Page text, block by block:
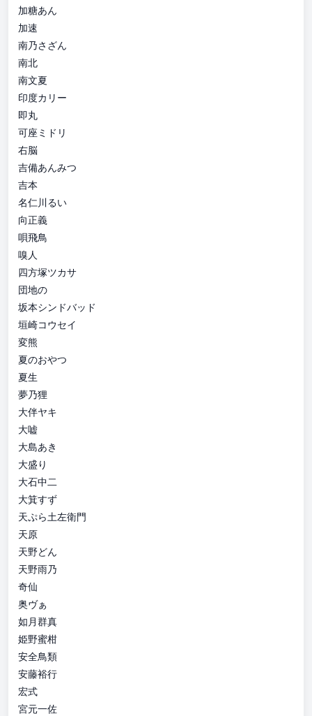
加糖あん
加速
南乃さざん
南北
南文夏
印度カリー
即丸
可座ミドリ
右脳
吉備あんみつ
吉本
名仁川るい
向正義
唄飛鳥
嗅人
四方塚ツカサ
団地の
坂本シンドバッド
垣崎コウセイ
変熊
夏のおやつ
夏生
夢乃狸
大伴ヤキ
大嘘
大島あき
大盛り
大石中二
大箕すず
天ぷら土左衛門
天原
天野どん
天野雨乃
奇仙
奥ヴぁ
如月群真
姫野蜜柑
安全鳥類
安藤裕行
宏式
宮元一佐